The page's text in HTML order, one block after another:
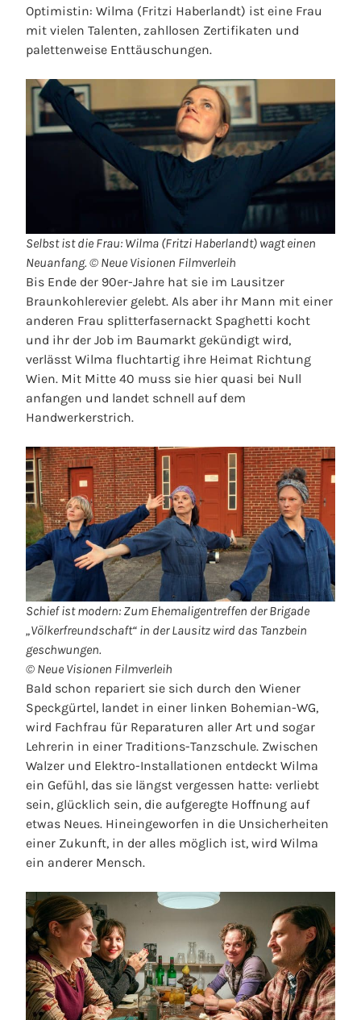
Optimistin: Wilma (Fritzi Haberlandt) ist eine Frau
mit vielen Talenten, zahllosen Zertifikaten und
palettenweise Enttäuschungen.
Selbst ist die Frau: Wilma (Fritzi Haberlandt) wagt einen
Neuanfang. © Neue Visionen Filmverleih
Bis Ende der 90er-Jahre hat sie im Lausitzer
Braunkohlerevier gelebt. Als aber ihr Mann mit einer
anderen Frau splitterfasernackt Spaghetti kocht
und ihr der Job im Baumarkt gekündigt wird,
verlässt Wilma fluchtartig ihre Heimat Richtung
Wien. Mit Mitte 40 muss sie hier quasi bei Null
anfangen und landet schnell auf dem
Handwerkerstrich.
Schief ist modern: Zum Ehemaligentreffen der Brigade
„Völkerfreundschaft“ in der Lausitz wird das Tanzbein
geschwungen.
© Neue Visionen Filmverleih
Bald schon repariert sie sich durch den Wiener
Speckgürtel, landet in einer linken Bohemian-WG,
wird Fachfrau für Reparaturen aller Art und sogar
Lehrerin in einer Traditions-Tanzschule. Zwischen
Walzer und Elektro-Installationen entdeckt Wilma
ein Gefühl, das sie längst vergessen hatte: verliebt
sein, glücklich sein, die aufgeregte Hoffnung auf
etwas Neues. Hineingeworfen in die Unsicherheiten
einer Zukunft, in der alles möglich ist, wird Wilma
ein anderer Mensch.